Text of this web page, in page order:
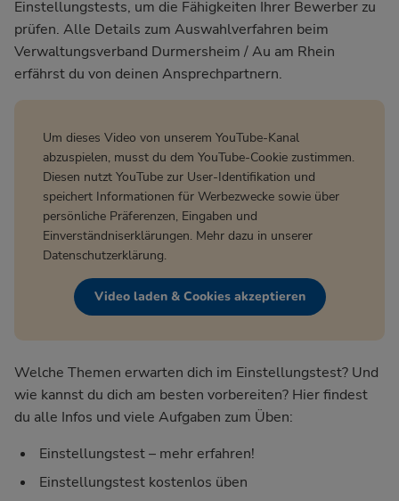
Einstellungstests, um die Fähigkeiten Ihrer Bewerber zu
prüfen. Alle Details zum Auswahlverfahren beim
Verwaltungsverband Durmersheim / Au am Rhein
erfährst du von deinen Ansprechpartnern.
Um dieses Video von unserem YouTube-Kanal
abzuspielen, musst du dem YouTube-Cookie zustimmen.
Diesen nutzt YouTube zur User-Identifikation und
speichert Informationen für Werbezwecke sowie über
persönliche Präferenzen, Eingaben und
Einverständniserklärungen. Mehr dazu in unserer
Datenschutzerklärung.
Video laden & Cookies akzeptieren
Welche Themen erwarten dich im Einstellungstest? Und
wie kannst du dich am besten vorbereiten? Hier findest
du alle Infos und viele Aufgaben zum Üben:
Einstellungstest – mehr erfahren!
Einstellungstest kostenlos üben